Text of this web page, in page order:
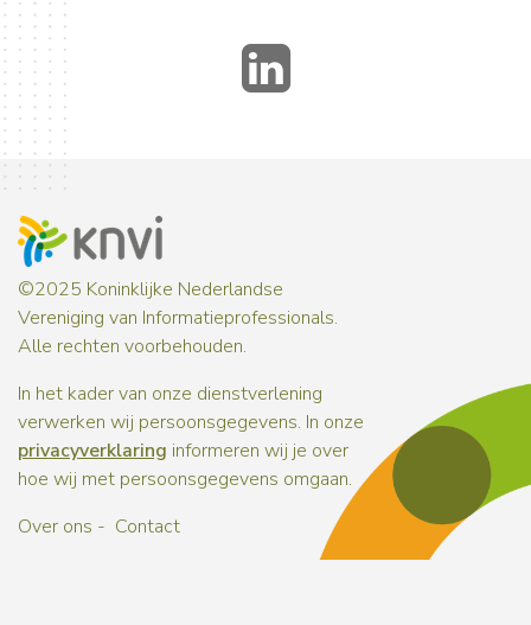
©2025 Koninklijke Nederlandse
Vereniging van Informatieprofessionals.
Alle rechten voorbehouden.
In het kader van onze dienstverlening
verwerken wij persoonsgegevens. In onze
privacyverklaring informeren wij je over
hoe wij met persoonsgegevens omgaan.
Over ons
Contact